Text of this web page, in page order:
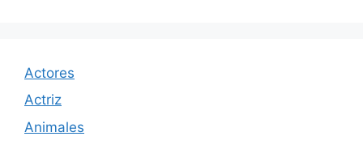
Actores
Actriz
Animales